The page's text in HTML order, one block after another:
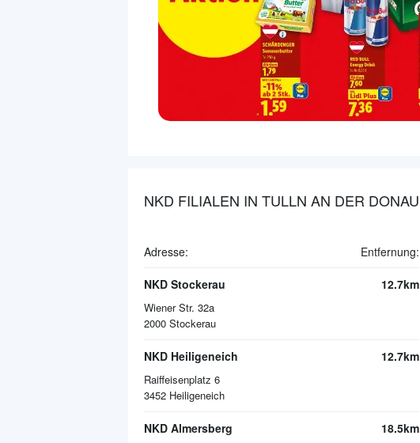
NKD FILIALEN IN TULLN AN DER DONAU
Adresse: Entfernung:
NKD Stockerau
Wiener Str. 32a
2000 Stockerau
12.7km
NKD Heiligeneich
Raiffeisenplatz 6
3452 Heiligeneich
12.7km
NKD Almersberg 18.5km